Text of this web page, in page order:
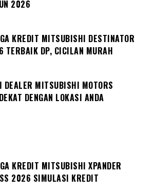
2026
KREDIT MITSUBISHI DESTINATOR
TERBAIK DP, CICILAN MURAH
DEALER MITSUBISHI MOTORS
DENGAN LOKASI ANDA
KREDIT MITSUBISHI XPANDER
2026 SIMULASI KREDIT